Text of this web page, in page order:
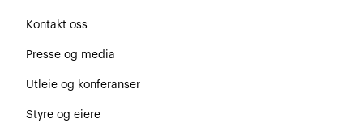
Kontakt oss
Presse og media
Utleie og konferanser
Styre og eiere